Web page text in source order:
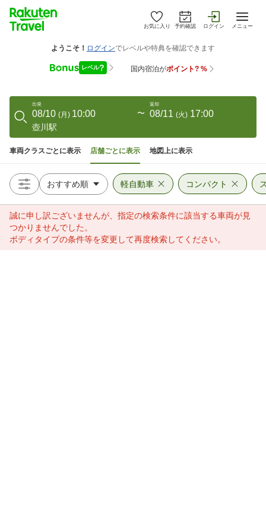
お気に入り 予約確認 ログイン メニュー
出発
08/10 (月) 10:00 〜
返却
08/11 (火) 17:00
壺川駅
車両クラスごとに表示 店舗ごとに表示 地図上に表示
軽自動車 コンパクト
誠に申し訳ございませんが、指定の検索条件に該当する車両が見
つかりませんでした。
ボディタイプの条件等を変更して再度検索してください。